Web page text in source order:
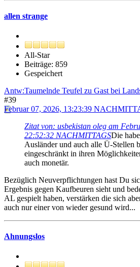
allen strange
All-Star
Beiträge: 859
Gespeichert
Antw:Taumelnde Teufel zu Gast bei
#39
Februar 07, 2026, 13:23:39
Zitat von: usbekistan oleg am
22:52:32 NACHMITTAGSDie
Ausländer und auch alle Ü-Stellen
eingeschränkt in ihren
auch monetär.
Bezüglich Neuverpflichtungen hast Du
Ergebnis gegen Kaufbeuren sieht und
AL gespielt haben, verstärken die sich
auch nur einer von wieder gesund wird...
Ahnungslos